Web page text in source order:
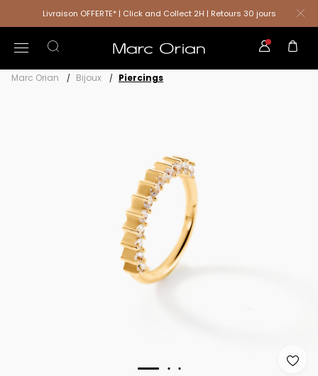
Livraison OFFERTE* | Click and Collect 2H | Retours 30 jours
Marc Orian Bijoux Piercings